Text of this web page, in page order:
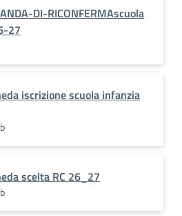
DI-RICONFERMAscuola
27
iscrizione scuola infanzia
scelta RC 26_27